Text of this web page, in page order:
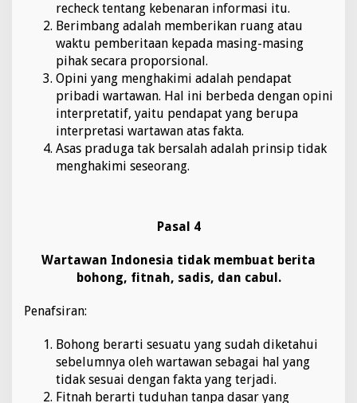
recheck tentang kebenaran informasi itu.
Berimbang adalah memberikan ruang atau
waktu pemberitaan kepada masing-masing
pihak secara proporsional.
Opini yang menghakimi adalah pendapat
pribadi wartawan. Hal ini berbeda dengan opini
interpretatif, yaitu pendapat yang berupa
interpretasi wartawan atas fakta.
Asas praduga tak bersalah adalah prinsip tidak
menghakimi seseorang.
Pasal 4
Wartawan Indonesia tidak membuat berita
bohong, fitnah, sadis, dan cabul.
Penafsiran:
Bohong berarti sesuatu yang sudah diketahui
sebelumnya oleh wartawan sebagai hal yang
tidak sesuai dengan fakta yang terjadi.
Fitnah berarti tuduhan tanpa dasar yang